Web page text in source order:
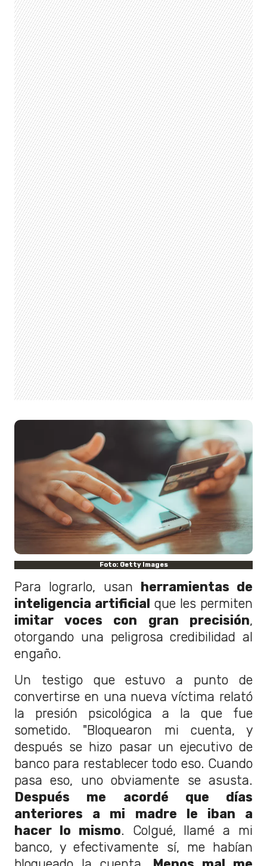
Foto: Getty Images
Para lograrlo, usan
herramientas de
inteligencia artificial que les permiten
imitar voces con gran precisión,
otorgando una peligrosa credibilidad al
engaño.
Un testigo que estuvo a punto de
convertirse en una nueva víctima relató
la presión psicológica a la que fue
sometido. "Bloquearon mi cuenta, y
después se hizo pasar un ejecutivo de
banco para restablecer todo eso. Cuando
pasa eso, uno obviamente se asusta.
Después me acordé que días
anteriores a mi madre le iban a
hacer lo mismo. Colgué, llamé a mi
banco, y efectivamente sí, me habían